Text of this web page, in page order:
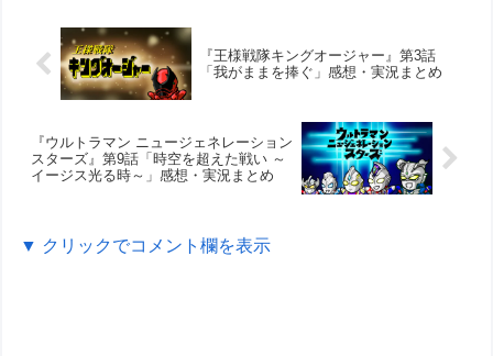
『王様戦隊キングオージャー』第3話
「我がままを捧ぐ」感想・実況まとめ
『ウルトラマン ニュージェネレーション
スターズ』第9話「時空を超えた戦い ～
イージス光る時～」感想・実況まとめ
▼ クリックでコメント欄を表示